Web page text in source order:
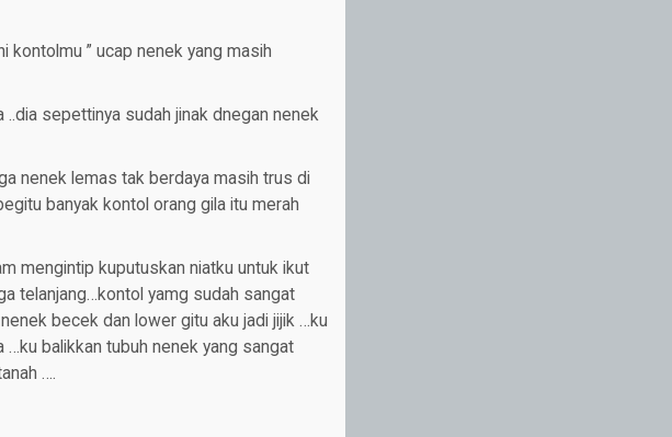
kontolmu ” ucap nenek yang masih
sepettinya sudah jinak dnegan nenek
nenek lemas tak berdaya masih trus di
banyak kontol orang gila itu merah
mengintip kuputuskan niatku untuk ikut
telanjang…kontol yamg sudah sangat
becek dan lower gitu aku jadi jijik …ku
balikkan tubuh nenek yang sangat
….